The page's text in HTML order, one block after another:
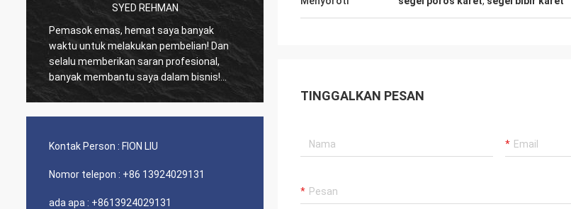
Mutakilwa Wilson africa
Pelanggan lama, semuanya masih seperti
biasa, Produk agensi adalah 100% asli,
kinerja biaya luar biasa. Pengiriman cepat
dan servis yang sangat bagus Saya
sarankan Layak 5 bintang!
Carlo
Kontak Person : FION LIU
Nomor telepon : +86 13924029131
ada apa : +8613924029131
TINGGALKAN PESAN